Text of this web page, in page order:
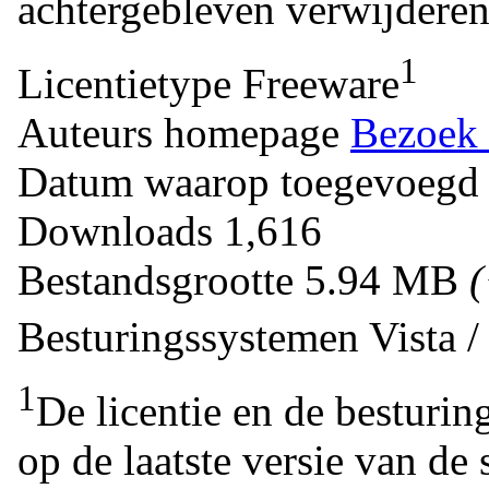
Licentietype Freeware1
Auteurs homepage
Datum waarop toegevoegd
Downloads 1,616
Bestandsgrootte 5.94 MB
Besturingssystemen Vista
1De licentie en de
op de laatste versie van de